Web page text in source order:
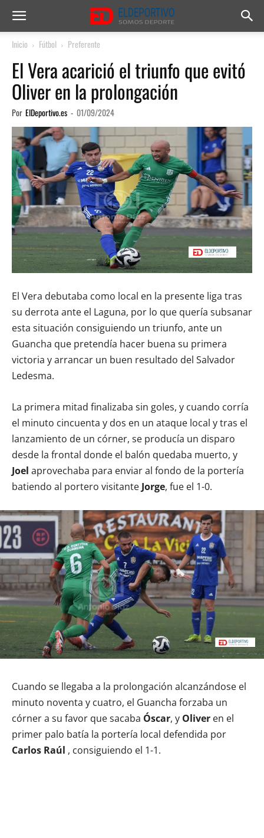
Inicio Fútbol Preferente
El Vera acarició el triunfo que evitó
Oliver en la prolongación
Por ElDeportivo.es - 01/09/2024
El Vera debutaba como local en la presente liga tras
su derrota ante el Laguna, por lo que quería subsanar
esta situación consiguiendo un triunfo, ante un
Guancha que pretendía hacer buena su primera
victoria y arrancar un buen resultado del Salvador
Ledesma.
La primera mitad finalizaba sin goles, y cuando corría
el minuto cincuenta y dos en un ataque local y tras el
lanzamiento de un córner, se producía un disparo
desde la frontal donde el balón quedaba muerto, y
Joel aprovechaba para enviar al fondo de la portería
batiendo al portero visitante Jorge, fue el 1-0.
Cuando se llegaba a la prolongación alcanzándose el
minuto noventa y cuatro, el Guancha forzaba un
córner a su favor que sacaba Óscar, y Oliver en el
primer palo batía la portería local defendida por
Carlos Raúl , consiguiendo el 1-1.